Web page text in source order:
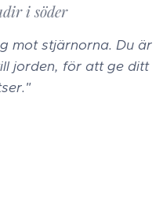
i söder
mot stjärnorna. Du är
jorden, för att ge ditt